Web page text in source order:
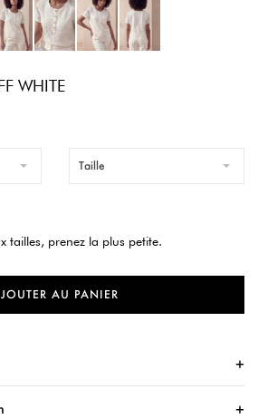
WHITE
Taille
tailles, prenez la plus petite.
AU PANIER